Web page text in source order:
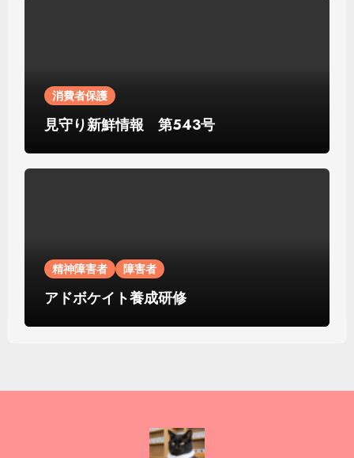
消費者保護
見守り新鮮情報 第543号
精神障害者 障害者
アドボケイト養成研修